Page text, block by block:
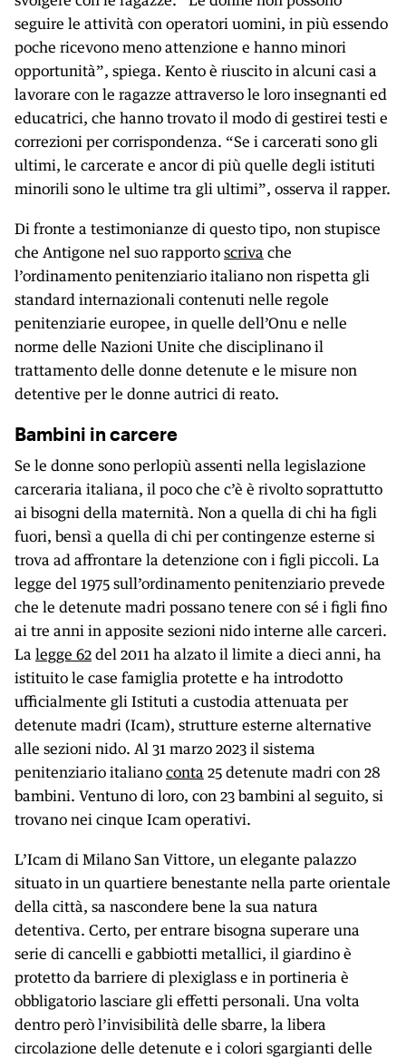
seguire le attività con operatori uomini, in più essendo
poche ricevono meno attenzione e hanno minori
opportunità”, spiega. Kento è riuscito in alcuni casi a
lavorare con le ragazze attraverso le loro insegnanti ed
educatrici, che hanno trovato il modo di gestirei testi e
correzioni per corrispondenza. “Se i carcerati sono gli
ultimi, le carcerate e ancor di più quelle degli istituti
minorili sono le ultime tra gli ultimi”, osserva il rapper.
Di fronte a testimonianze di questo tipo, non stupisce
che Antigone nel suo rapporto scriva che
l’ordinamento penitenziario italiano non rispetta gli
standard internazionali contenuti nelle regole
penitenziarie europee, in quelle dell’Onu e nelle
norme delle Nazioni Unite che disciplinano il
trattamento delle donne detenute e le misure non
detentive per le donne autrici di reato.
Bambini in carcere
Se le donne sono perlopiù assenti nella legislazione
carceraria italiana, il poco che c’è è rivolto soprattutto
ai bisogni della maternità. Non a quella di chi ha figli
fuori, bensì a quella di chi per contingenze esterne si
trova ad affrontare la detenzione con i figli piccoli. La
legge del 1975 sull’ordinamento penitenziario prevede
che le detenute madri possano tenere con sé i figli fino
ai tre anni in apposite sezioni nido interne alle carceri.
La legge 62 del 2011 ha alzato il limite a dieci anni, ha
istituito le case famiglia protette e ha introdotto
ufficialmente gli Istituti a custodia attenuata per
detenute madri (Icam), strutture esterne alternative
alle sezioni nido. Al 31 marzo 2023 il sistema
penitenziario italiano conta 25 detenute madri con 28
bambini. Ventuno di loro, con 23 bambini al seguito, si
trovano nei cinque Icam operativi.
L’Icam di Milano San Vittore, un elegante palazzo
situato in un quartiere benestante nella parte orientale
della città, sa nascondere bene la sua natura
detentiva. Certo, per entrare bisogna superare una
serie di cancelli e gabbiotti metallici, il giardino è
protetto da barriere di plexiglass e in portineria è
obbligatorio lasciare gli effetti personali. Una volta
dentro però l’invisibilità delle sbarre, la libera
circolazione delle detenute e i colori sgargianti delle